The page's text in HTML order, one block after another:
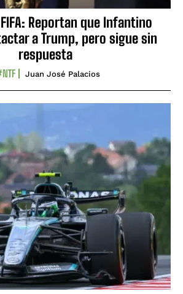
Reportan que Infantino
a Trump, pero sigue sin
respuesta
Juan José Palacios